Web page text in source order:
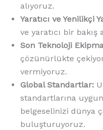
alıyoruz.
Yaratıcı ve Yenilikçi
ve yaratıcı bir bakış
Son Teknoloji
çözünürlükte
vermiyoruz.
Global Standartlar:
standartlarına
belgeselinizi dünya
buluşturuyoruz.